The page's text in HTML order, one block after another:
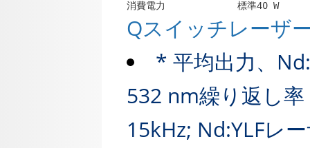
消費電力             標準40 W
Qスイッチレーザ
* 平均出力、
532 nm繰り返し
15kHz; Nd:YLFレ